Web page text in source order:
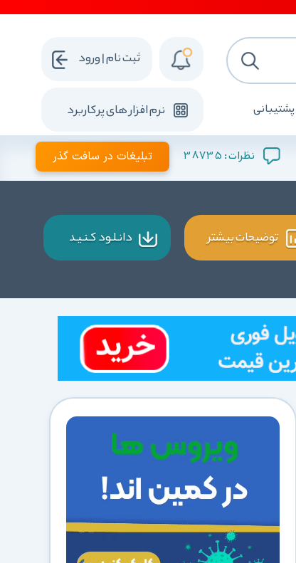
پشتیبانی نرم افزار های پرکاربرد
ثبت نام | ورود
نظرات : 38735 تبلیغات در سافت گذر
توضیحات بیشتر دانـلـود کـنـیـد